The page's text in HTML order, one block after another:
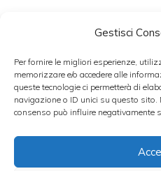
Gestisci
Per fornire le migliori esperienze,
memorizzare e/o accedere alle
queste tecnologie ci permetterà di
navigazione o ID unici su questo sito.
consenso può influire negativamente
– Non appena
seppie, che
pulito ed
pomodorini divisi in 4
– Sfuma con il vino